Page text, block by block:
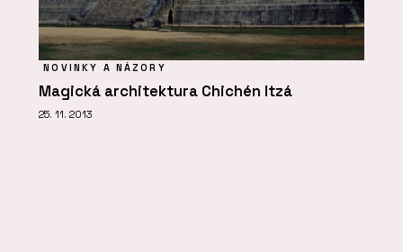
NOVINKY A NÁZORY
Magická architektura Chichén Itzá
25. 11. 2013